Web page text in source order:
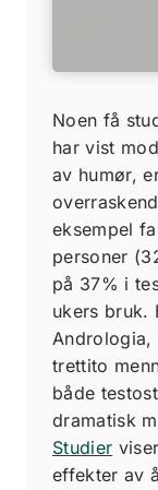
Noen få
har vist
av humør,
eksempel
personer
på 37% i
ukers bruk.
Andrologia,
trettito
både
dramatisk
Studier
effekter av